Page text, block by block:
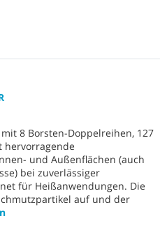
8 Borsten-Doppelreihen, 127
hervorragende
und Außenflächen (auch
bei zuverlässiger
für Heißanwendungen. Die
auf und der